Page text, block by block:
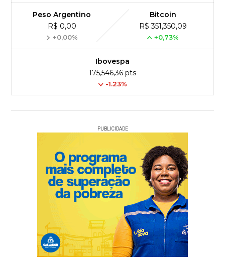
Peso Argentino
R$ 0,00
+0,00%
Bitcoin
R$ 351,350,09
+0,73%
Ibovespa
175,546,36 pts
-1.23%
PUBLICIDADE